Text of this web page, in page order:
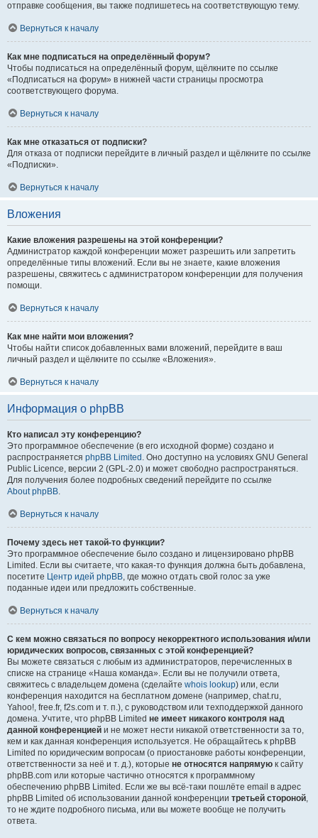
отправке сообщения, вы также подпишетесь на соответствующую тему.
Вернуться к началу
Как мне подписаться на определённый форум?
Чтобы подписаться на определённый форум, щёлкните по ссылке
«Подписаться на форум» в нижней части страницы просмотра
соответствующего форума.
Вернуться к началу
Как мне отказаться от подписки?
Для отказа от подписки перейдите в личный раздел и щёлкните по ссылке
«Подписки».
Вернуться к началу
Вложения
Какие вложения разрешены на этой конференции?
Администратор каждой конференции может разрешить или запретить
определённые типы вложений. Если вы не знаете, какие вложения
разрешены, свяжитесь с администратором конференции для получения
помощи.
Вернуться к началу
Как мне найти мои вложения?
Чтобы найти список добавленных вами вложений, перейдите в ваш
личный раздел и щёлкните по ссылке «Вложения».
Вернуться к началу
Информация о phpBB
Кто написал эту конференцию?
Это программное обеспечение (в его исходной форме) создано и
распространяется phpBB Limited . Оно доступно на условиях GNU General
Public Licence, версии 2 (GPL-2.0) и может свободно распространяться.
Для получения более подробных сведений перейдите по ссылке
About phpBB.
Вернуться к началу
Почему здесь нет такой-то функции?
Это программное обеспечение было создано и лицензировано phpBB
Limited. Если вы считаете, что какая-то функция должна быть добавлена,
посетите Центр идей phpBB, где можно отдать свой голос за уже
поданные идеи или предложить собственные.
Вернуться к началу
С кем можно связаться по вопросу некорректного использования и/или
юридических вопросов, связанных с этой конференцией?
Вы можете связаться с любым из администраторов, перечисленных в
списке на странице «Наша команда». Если вы не получили ответа,
свяжитесь с владельцем домена (сделайте whois lookup) или, если
конференция находится на бесплатном домене (например, chat.ru,
Yahoo!, free.fr, f2s.com и т. п.), с руководством или техподдержкой данного
домена. Учтите, что phpBB Limited не имеет никакого контроля над
данной конференцией и не может нести никакой ответственности за то,
кем и как данная конференция используется. Не обращайтесь к phpBB
Limited по юридическим вопросам (о приостановке работы конференции,
ответственности за неё и т. д.), которые не относятся напрямую к сайту
phpBB.com или которые частично относятся к программному
обеспечению phpBB Limited. Если же вы всё-таки пошлёте email в адрес
phpBB Limited об использовании данной конференции третьей стороной,
то не ждите подробного письма, или вы можете вообще не получить
ответа.